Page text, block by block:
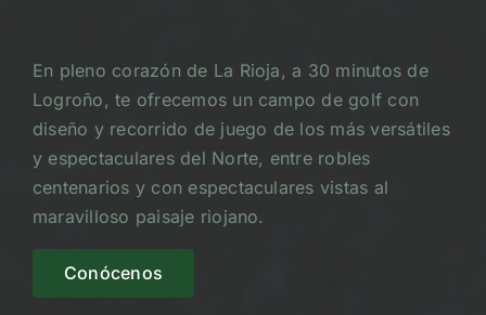
En pleno corazón de La Rioja, a 30 minutos de
Logroño, te ofrecemos un campo de golf con
diseño y recorrido de juego de los más versátiles
y espectaculares del Norte, entre robles
centenarios y con espectaculares vistas al
maravilloso paisaje riojano.
Conócenos